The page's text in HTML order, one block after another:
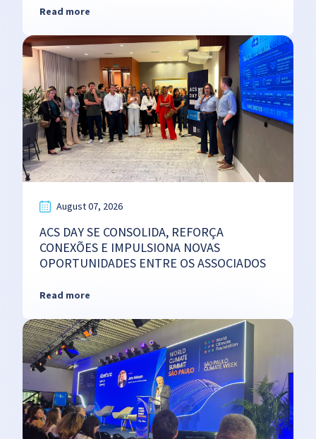
Read more
August 07, 2026
ACS DAY SE CONSOLIDA, REFORÇA
CONEXÕES E IMPULSIONA NOVAS
OPORTUNIDADES ENTRE OS ASSOCIADOS
Read more